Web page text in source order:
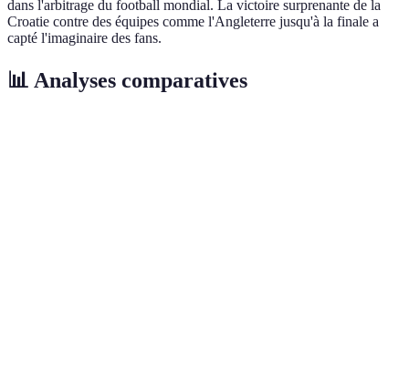
dans l'arbitrage du football mondial. La victoire surprenante de la
Croatie contre des équipes comme l'Angleterre jusqu'à la finale a
capté l'imaginaire des fans.
📊 Analyses comparatives